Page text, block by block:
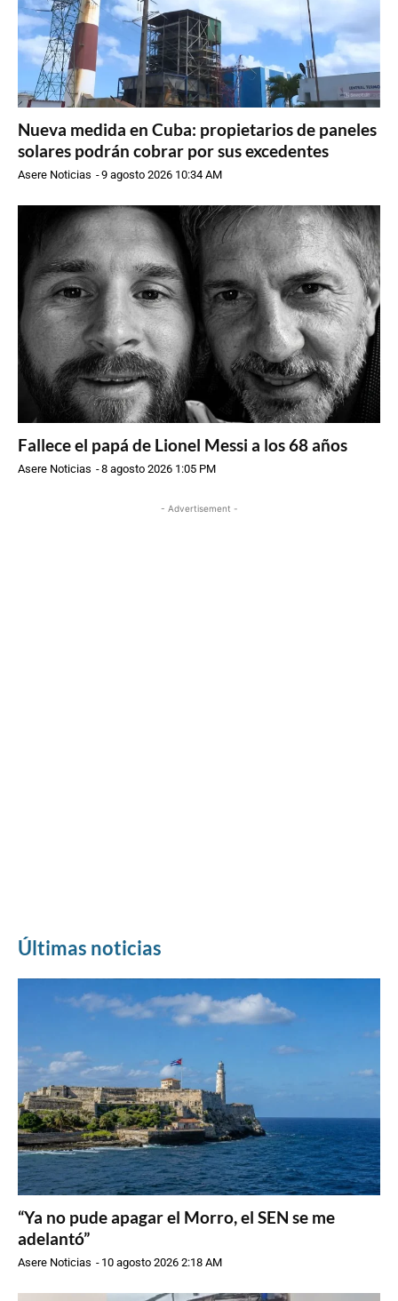
Nueva medida en Cuba: propietarios de paneles
solares podrán cobrar por sus excedentes
Asere Noticias -9 agosto 2026 10:34 AM
Fallece el papá de Lionel Messi a los 68 años
Asere Noticias -8 agosto 2026 1:05 PM
- Advertisement -
Últimas noticias
“Ya no pude apagar el Morro, el SEN se me
adelantó”
Asere Noticias - 10 agosto 2026 2:18 AM